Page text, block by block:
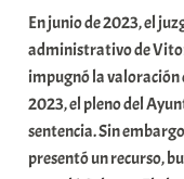
n
i
t
a
t
e
En junio de 2023, el
administrativo de
impugnó la valoración
2023, el pleno del
sentencia. Sin
presentó un recurso,